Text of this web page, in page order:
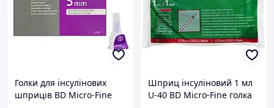
Голки для інсулінових
шприців BD Micro-Fine
Шприц інсуліновий 1 мл
U-40 BD Micro-Fine голка